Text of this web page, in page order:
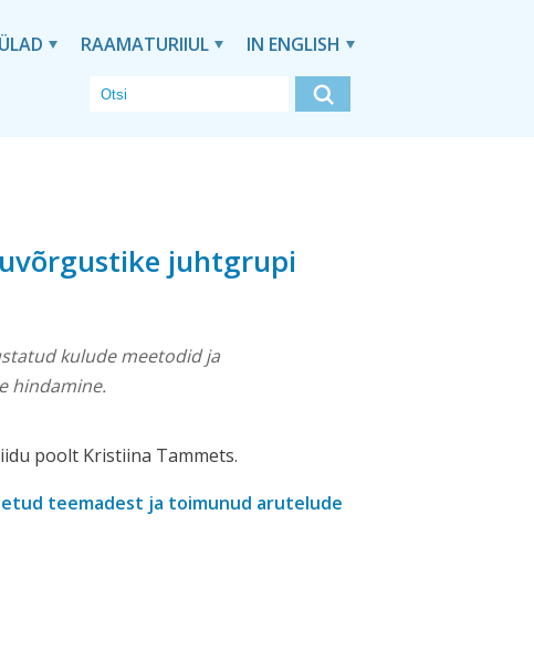
RAAMATURIIUL IN ENGLISH
juhtgrupi
kulude meetodid ja
hindamine.
poolt Kristiina Tammets.
teemadest ja toimunud arutelude